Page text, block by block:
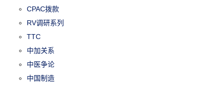
CPAC拨款
RV调研系列
TTC
中加关系
中医争论
中国制造